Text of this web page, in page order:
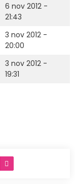
6 nov 2012 -
21:43
3 nov 2012 -
20:00
3 nov 2012 -
19:31